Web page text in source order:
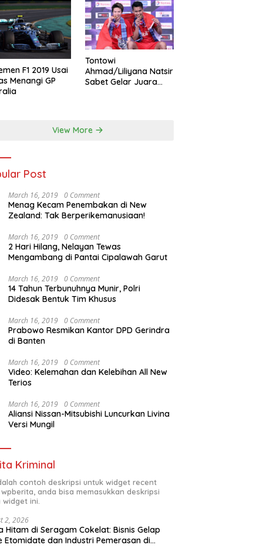
F1 2019 Usai
Menangi GP
Tontowi
Ahmad/Liliyana Natsir
Sabet Gelar Juara
View More
Post
March 16, 2019 0 Comment
Menag Kecam Penembakan di New
Zealand: Tak Berperikemanusiaan!
March 16, 2019 0 Comment
2 Hari Hilang, Nelayan Tewas
Mengambang di Pantai Cipalawah Garut
March 16, 2019 0 Comment
14 Tahun Terbunuhnya Munir, Polri
Didesak Bentuk Tim Khusus
March 16, 2019 0 Comment
Prabowo Resmikan Kantor DPD Gerindra
di Banten
March 16, 2019 0 Comment
Video: Kelemahan dan Kelebihan All New
Terios
March 16, 2019 0 Comment
Aliansi Nissan-Mitsubishi Luncurkan Livina
Versi Mungil
Kriminal
contoh deskripsi untuk widget recent
anda bisa memasukkan deskripsi
widget ini.
2, 2026
Hitam di Seragam Cokelat: Bisnis Gelap
Etomidate dan Industri Pemerasan di